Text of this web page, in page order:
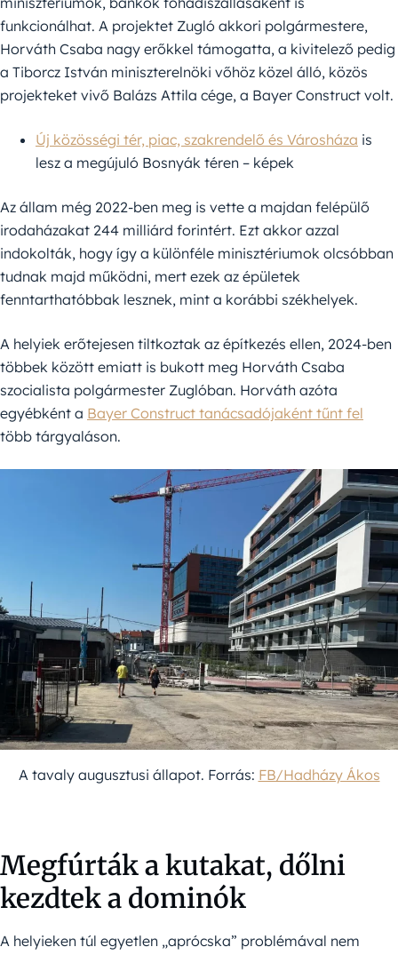
funkcionálhat. A projektet Zugló akkori polgármestere,
Horváth Csaba nagy erőkkel támogatta, a kivitelező pedig
a Tiborcz István miniszterelnöki vőhöz közel álló, közös
projekteket vivő Balázs Attila cége, a Bayer Construct volt.
Új közösségi tér, piac, szakrendelő és Városháza is
lesz a megújuló Bosnyák téren – képek
Az állam még 2022-ben meg is vette a majdan felépülő
irodaházakat 244 milliárd forintért. Ezt akkor azzal
indokolták, hogy így a különféle minisztériumok olcsóbban
tudnak majd működni, mert ezek az épületek
fenntarthatóbbak lesznek, mint a korábbi székhelyek.
A helyiek erőtejesen tiltkoztak az építkezés ellen, 2024-ben
többek között emiatt is bukott meg Horváth Csaba
szocialista polgármester Zuglóban. Horváth azóta
egyébként a Bayer Construct tanácsadójaként tűnt fel
több tárgyaláson.
A tavaly augusztusi állapot. Forrás: FB/Hadházy Ákos
Megfúrták a kutakat, dőlni
kezdtek a dominók
A helyieken túl egyetlen „aprócska” problémával nem